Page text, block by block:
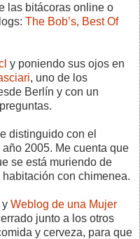
las bitácoras online o
The Bob’s, Best Of
y poniendo sus ojos en
, uno de los
Berlín y con un
distinguido con el
2005. Me cuenta que
se está muriendo de
con chimenea.
y Weblog de una Mujer
junto a los otros
y cerveza, para que